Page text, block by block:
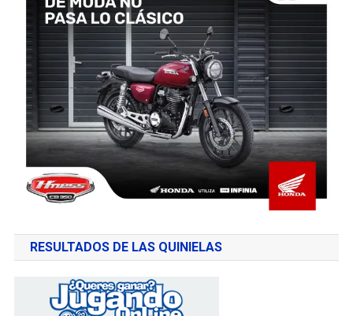
RESULTADOS DE LAS QUINIELAS